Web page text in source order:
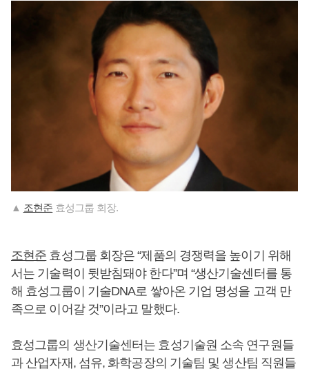
▲ 조현준 효성그룹 회장.
조현준 효성그룹 회장은 “제품의 경쟁력을 높이기 위해
서는 기술력이 뒷받침돼야 한다”며 “생산기술센터를 통
해 효성그룹이 기술DNA로 쌓아온 기업 명성을 고객 만
족으로 이어갈 것”이라고 말했다.
효성그룹의 생산기술센터는 효성기술원 소속 연구원들
과 산업자재, 섬유, 화학공장의 기술팀 및 생산팀 직원들